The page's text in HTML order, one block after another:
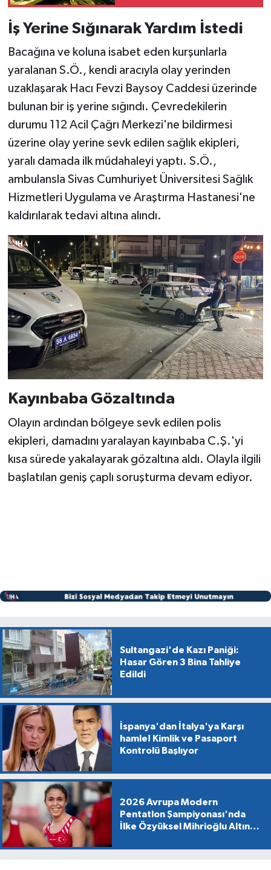
İş Yerine Sığınarak Yardım İstedi
Bacağına ve koluna isabet eden kurşunlarla
yaralanan S.Ö., kendi aracıyla olay yerinden
uzaklaşarak Hacı Fevzi Baysoy Caddesi üzerinde
bulunan bir iş yerine sığındı. Çevredekilerin
durumu 112 Acil Çağrı Merkezi'ne bildirmesi
üzerine olay yerine sevk edilen sağlık ekipleri,
yaralı damada ilk müdahaleyi yaptı. S.Ö.,
ambulansla Sivas Cumhuriyet Üniversitesi Sağlık
Hizmetleri Uygulama ve Araştırma Hastanesi'ne
kaldırılarak tedavi altına alındı.
Kayınbaba Gözaltında
Olayın ardından bölgeye sevk edilen polis
ekipleri, damadını yaralayan kayınbaba C.Ş.'yi
kısa sürede yakalayarak gözaltına aldı. Olayla ilgili
başlatılan geniş çaplı soruşturma devam ediyor.
Sultangazi'de Kazı Paniği:
Hasar Gören 3 Bina Tahliye
Edildi
İspanya'dan İtalya'ya Karşı
hamle! Kimlik ve Pasaport
Kontrolü Başlıyor
2026 Avrupa Modern
Pentatlon Şampiyonası'nda
İlke Özyüksel Mihrioğlu Altın